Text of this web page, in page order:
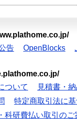
告 OpenBlocks
ついて
見積書・
特定商取引法に
科研費払い取引のご